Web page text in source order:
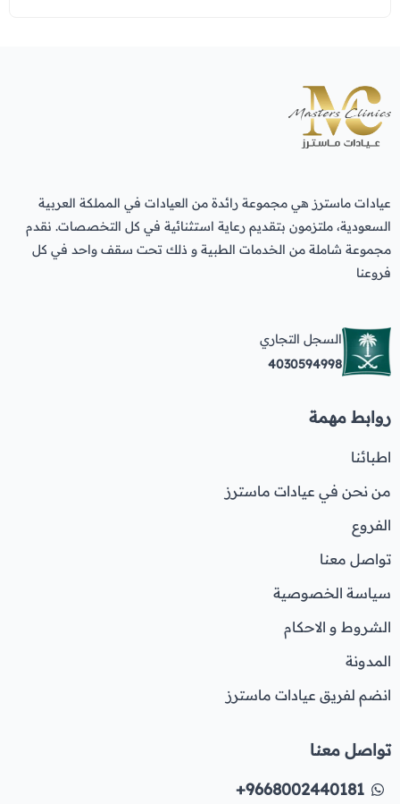
عيادات ماسترز هي مجموعة رائدة من العيادات في المملكة العربية
السعودية، ملتزمون بتقديم رعاية استثنائية في كل التخصصات. نقدم
مجموعة شاملة من الخدمات الطبية و ذلك تحت سقف واحد في كل
فروعنا
السجل التجاري
4030594998
روابط مهمة
اطبائنا
من نحن في عيادات ماسترز
الفروع
تواصل معنا
سياسة الخصوصية
الشروط و الاحكام
المدونة
انضم لفريق عيادات ماسترز
تواصل معنا
+9668002440181